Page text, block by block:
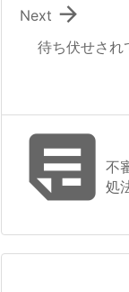
待ち伏せされ

Next
不
処